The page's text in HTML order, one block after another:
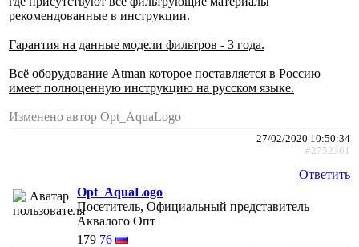
рекомендованные в инструкции.
Гарантия на данные модели фильтров - 3 года.
Всё оборудование Atman которое поставляется в Россию
имеет полноценную инструкцию на русском языке.
Изменено автор Opt_AquaLogo
27/02/2020 10:50:34
#2752361
Ответить
Opt_AquaLogo
Посетитель, Официальный представитель
Аквалого Опт
179 76